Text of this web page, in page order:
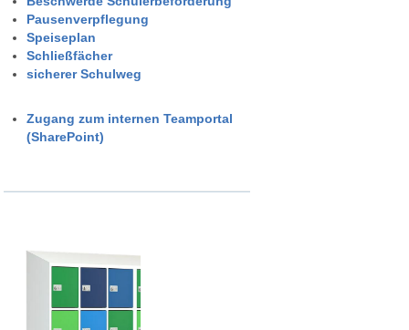
Pausenverpflegung
Speiseplan
Schließfächer
sicherer Schulweg
Zugang zum internen Teamportal
(SharePoint)